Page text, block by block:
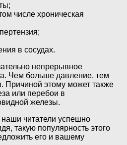
числе хроническая
в сосудах.
непрерывное
Чем больше давление, тем
Причиной этому может также
или перебои в
железы.
читатели успешно
такую популярность этого
его и вашему